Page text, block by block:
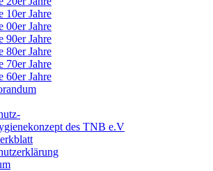
10er Jahre
00er Jahre
90er Jahre
80er Jahre
70er Jahre
60er Jahre
des TNB e.V